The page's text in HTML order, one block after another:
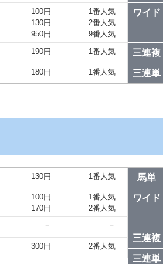
100円
130円
950円
1番人気
2番人気
9番人気
190円 1番人気
180円 1番人気
ワイド
三連複
三連単
130円 1番人気
100円
170円
1番人気
2番人気
－ －
300円 2番人気
馬単
ワイド
三連複
三連単